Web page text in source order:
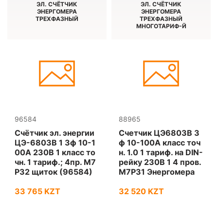
ЭЛ. СЧЁТЧИК
ЭНЕРГОМЕРА
ТРЕХФАЗНЫЙ
ЭЛ. СЧЁТЧИК
ЭНЕРГОМЕРА
ТРЕХФАЗНЫЙ
МНОГОТАРИФ-Й
96584
Счётчик эл. энергии
ЦЭ-6803В 1 3ф 10-1
00А 230В 1 класс то
чн. 1 тариф.; 4пр. М7
Р32 щиток (96584)
33 765 KZT
88965
Счетчик ЦЭ6803В 3
ф 10-100А класс точ
н. 1.0 1 тариф. на DIN-
рейку 230В 1 4 пров.
М7Р31 Энергомера
32 520 KZT